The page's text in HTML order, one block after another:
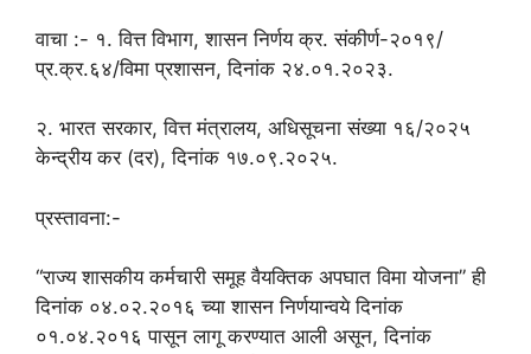
वाचा :- १. वित्त विभाग, शासन निर्णय क्र. संकीर्ण-२०१९/
प्र.क्र.६४/विमा प्रशासन, दिनांक २४.०१.२०२३.
२. भारत सरकार, वित्त मंत्रालय, अधिसूचना संख्या १६/२०२५
केन्द्रीय कर (दर), दिनांक १७.०९.२०२५.
प्रस्तावना:-
“राज्य शासकीय कर्मचारी समूह वैयक्तिक अपघात विमा योजना” ही
दिनांक ०४.०२.२०१६ च्या शासन निर्णयान्वये दिनांक
०१.०४.२०१६ पासून लागू करण्यात आली असून, दिनांक